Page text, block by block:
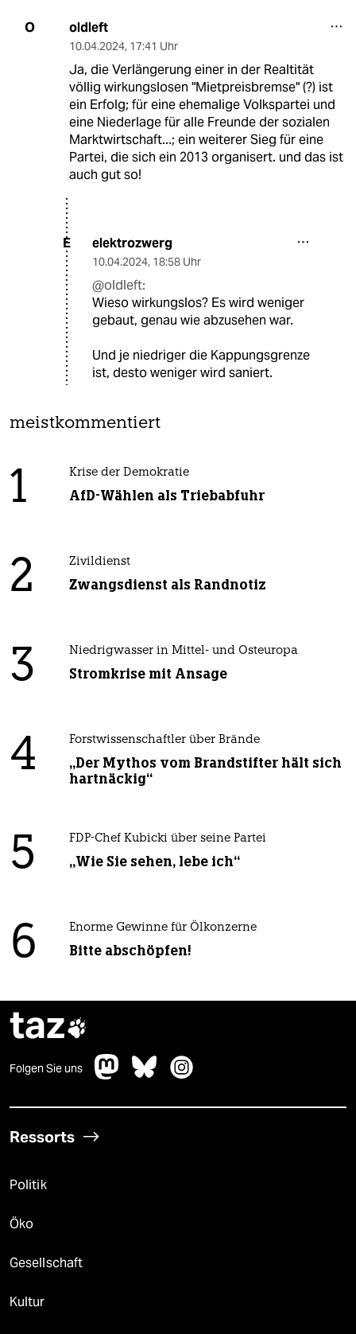
O oldleft
10.04.2024, 17:41 Uhr
Ja, die Verlängerung einer in der Realtität
völlig wirkungslosen "Mietpreisbremse" (?) ist
ein Erfolg; für eine ehemalige Volkspartei und
eine Niederlage für alle Freunde der sozialen
Marktwirtschaft...; ein weiterer Sieg für eine
Partei, die sich ein 2013 organisert. und das ist
auch gut so!
E elektrozwerg
10.04.2024, 18:58 Uhr
@oldleft:
Wieso wirkungslos? Es wird weniger
gebaut, genau wie abzusehen war.
Und je niedriger die Kappungsgrenze
ist, desto weniger wird saniert.
meistkommentiert
1 Krise der Demokratie
AfD-Wählen als Triebabfuhr
2 Zivildienst
Zwangsdienst als Randnotiz
3 Niedrigwasser in Mittel- und Osteuropa
Stromkrise mit Ansage
4 Forstwissenschaftler über Brände
„Der Mythos vom Brandstifter hält sich
hartnäckig“
5 FDP-Chef Kubicki über seine Partei
„Wie Sie sehen, lebe ich“
6 Enorme Gewinne für Ölkonzerne
Bitte abschöpfen!
taz
Folgen Sie uns
Ressorts
Politik
Öko
Gesellschaft
Kultur